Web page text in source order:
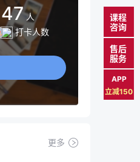
47 人
打卡人数
更多
课程
咨询
售后
服务
APP
立减150